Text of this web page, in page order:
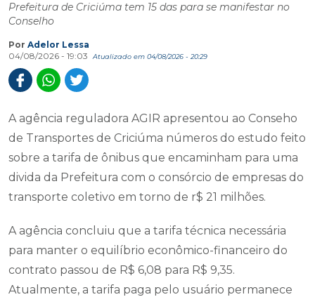
Prefeitura de Criciúma tem 15 das para se manifestar no
Conselho
Por Adelor Lessa
04/08/2026 - 19:03
Atualizado em 04/08/2026 - 20:29
A agência reguladora AGIR apresentou ao Conseho
de Transportes de Criciúma números do estudo feito
sobre a tarifa de ônibus que encaminham para uma
divida da Prefeitura com o consórcio de empresas do
transporte coletivo em torno de r$ 21 milhões.
A agência concluiu que a tarifa técnica necessária
para manter o equilíbrio econômico-financeiro do
contrato passou de R$ 6,08 para R$ 9,35.
Atualmente, a tarifa paga pelo usuário permanece